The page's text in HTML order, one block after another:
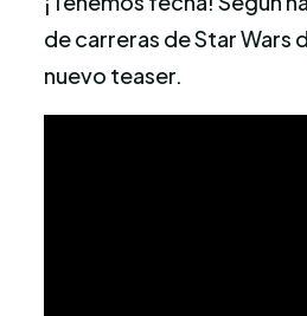
de carreras de Star Wars
nuevo teaser.